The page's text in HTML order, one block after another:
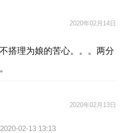
拿出我所说的物品。（触
在我小学的时候就很喜欢
选择拼什么哦～
2020年02月14日
搭理为娘的苦心。。。两分
2020年02月13日
02-13 13:13